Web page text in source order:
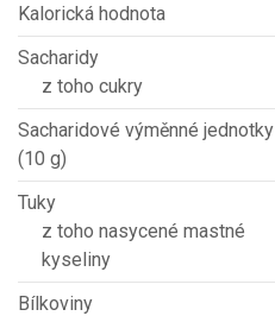
Kalorická hodnota
Sacharidy
z toho cukry
Sacharidové výměnné jednotky
(10 g)
Tuky
z toho nasycené mastné
kyseliny
Bílkoviny